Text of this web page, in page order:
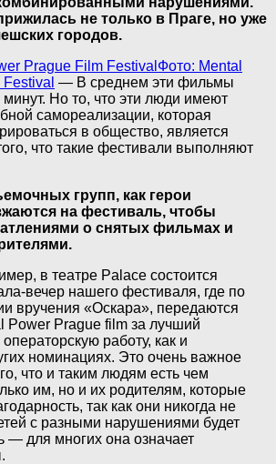
не только в Праге, но уже
городов.
Фото: Mental
— В среднем эти фильмы
минут. Но то, что эти люди имеют
самореализации, которая
в общество, является
что такие фестивали выполняют
групп, как герои
на фестиваль, чтобы
о снятых фильмах и
в театре Palace состоится
вечер нашего фестиваля, где по
вручения «Оскара», передаются
Power Prague film за лучший
работу, как и
номинациях. Это очень важное
что и таким людям есть чем
им, но и их родителям, которые
так как они никогда не
с разными нарушениями будет
— для многих она означает